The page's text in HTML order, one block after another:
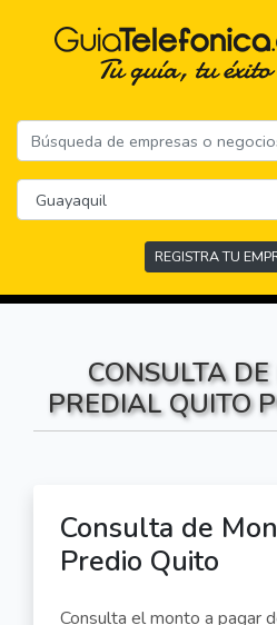
REGISTRA TU
CONSULTA
PREDIAL QUITO
Consulta de
Predio Quito
Consulta el monto a pagar